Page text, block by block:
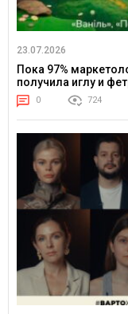
23.07.2026
Пока 97%
получила иглу и
0 724